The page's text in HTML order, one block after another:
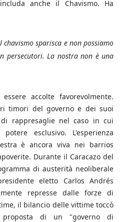
anche il Chavismo. Ha
sparisca e non possiamo
persecutori. La nostra non è una
accolte favorevolmente.
timori del governo e dei suoi
rappresaglie nel caso in cui
esclusivo. L'esperienza
è ancora viva nei barrios
Durante il Caracazo del
di austerità neoliberale
eletto Carlos Andrés
represse dalle forze di
il bilancio delle vittime toccò
di un "governo di